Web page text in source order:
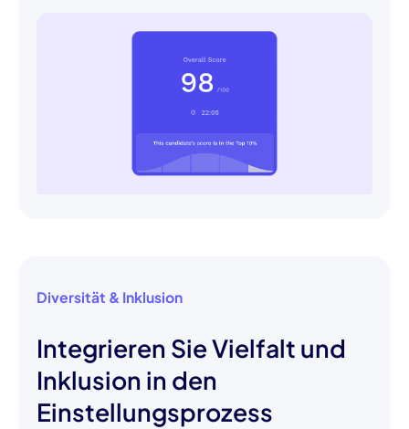
Diversität & Inklusion
Integrieren Sie Vielfalt und
Inklusion in den
Einstellungsprozess